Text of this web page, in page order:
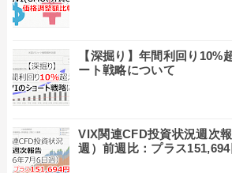
【深掘り】年間利回り10%
ート戦略について
VIX関連CFD投資状況週次
週）前週比：プラス151,694